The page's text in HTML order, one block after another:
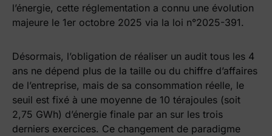
l’énergie, cette réglementation a connu une évolution
majeure le 1er octobre 2025 via la loi n°2025-391.
Désormais, l’obligation de réaliser un audit tous les 4
ans ne dépend plus de la taille ou du chiffre d’affaires
de l’entreprise, mais de sa consommation réelle, le
seuil est fixé à une moyenne de 10 térajoules (soit
2,75 GWh) d’énergie finale par an sur les trois
derniers exercices. Ce changement de paradigme